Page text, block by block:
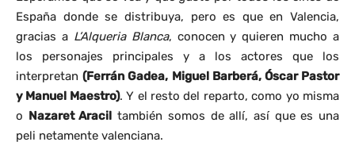
España donde se distribuya, pero es que en Valencia,
gracias a L’Alqueria Blanca, conocen y quieren mucho a
los personajes principales y a los actores que los
interpretan(Ferrán Gadea, Miguel Barberá, Óscar Pastor
y Manuel Maestro). Y el resto del reparto, como yo misma
o Nazaret Aracil también somos de allí, así que es una
peli netamente valenciana.